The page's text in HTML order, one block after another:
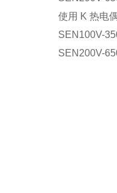
使用 K 热电
SEN100V-
SEN200V-